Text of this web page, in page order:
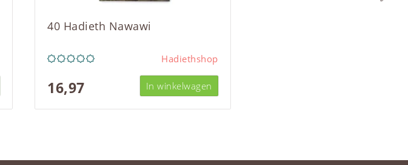
40 Hadieth Nawawi
Hadiethshop
16,97 In winkelwagen